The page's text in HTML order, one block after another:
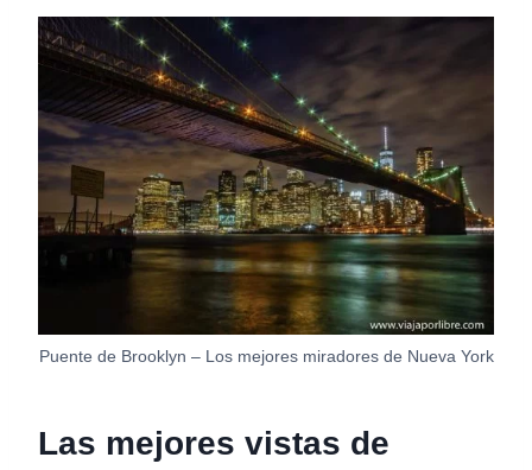
Puente de Brooklyn – Los mejores miradores de Nueva York
Las mejores vistas de